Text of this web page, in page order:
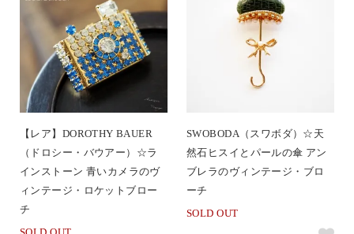
【レア】DOROTHY BAUER
（ドロシー・バウアー）☆ラ
インストーン 青いカメラのヴ
ィンテージ・ロケットブロー
チ
SWOBODA（スワボダ）☆天
然石ヒスイとパールの傘 アン
ブレラのヴィンテージ・ブロ
ーチ
SOLD OUT